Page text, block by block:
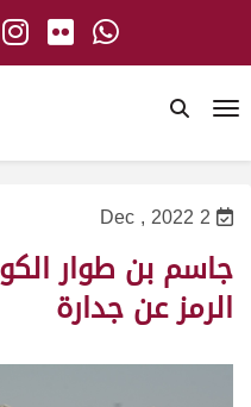
2 Dec , 2022
جاسم بن طوار
الرمز عن جدارة